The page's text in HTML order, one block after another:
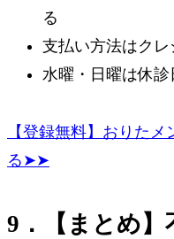
る
支払い方法はク
水曜・日曜は休診
【登録無料】おりた
る➤➤
9．【まとめ】